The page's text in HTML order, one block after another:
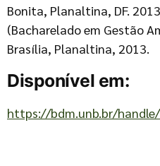
Bonita, Planaltina, DF.
(Bacharelado em Gestão
Brasília, Planaltina, 2013.
Disponível em:
https://bdm.unb.br/